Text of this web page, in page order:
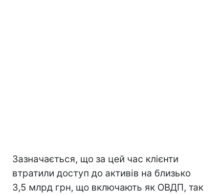
Зазначається, що за цей час клієнти
втратили доступ до активів на близько
3,5 млрд грн, що включають як ОВДП, так